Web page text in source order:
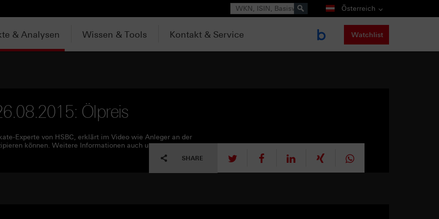
Suche Österreich
& Analysen Wissen & Tools Kontakt & Service Watchlist
Ölpreis
Experte von HSBC, erklärt im Video wie Anleger an der
können. Weitere Informationen auch unter
SHARE tweet mitteilen